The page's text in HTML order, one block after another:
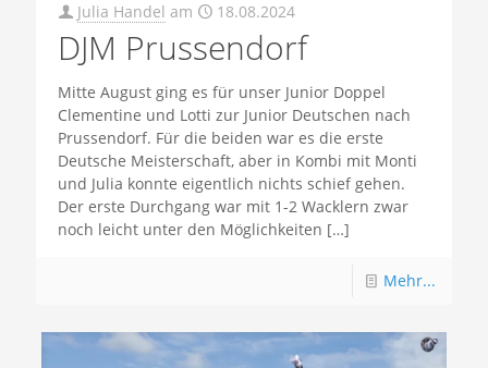
Julia Handel am 18.08.2024
DJM Prussendorf
Mitte August ging es für unser Junior Doppel
Clementine und Lotti zur Junior Deutschen nach
Prussendorf. Für die beiden war es die erste
Deutsche Meisterschaft, aber in Kombi mit Monti
und Julia konnte eigentlich nichts schief gehen.
Der erste Durchgang war mit 1-2 Wacklern zwar
noch leicht unter den Möglichkeiten […]
Mehr...